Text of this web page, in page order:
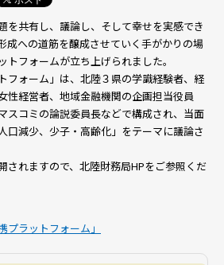
を共有し、議論し、そして幸せを実感でき
成への道筋を醸成させていく手がかりの場
トフォームが立ち上げられました。
フォーム」は、北陸３県の学識経験者、経
性経営者、地域金融機関の企画担当役員
スコミの論説委員長などで構成され、当面
口減少、少子・高齢化」をテーマに議論さ
されますので、北陸財務局HPをご参照くだ
ラットフォーム」